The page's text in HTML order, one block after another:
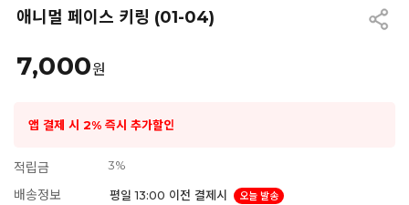
애니멀 페이스 키링 (01-04)
7,000원
앱 결제 시 2% 즉시 추가할인
적립금 3%
배송정보 평일 13:00 이전 결제시
오늘 발송